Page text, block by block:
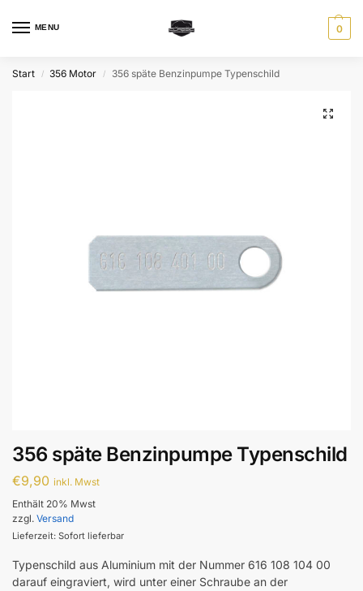
MENU 0
Start / 356 Motor / 356 späte Benzinpumpe Typenschild
356 späte Benzinpumpe Typenschild
€9,90 inkl. Mwst
Enthält 20% Mwst
zzgl. Versand
Lieferzeit: Sofort lieferbar
Typenschild aus Aluminium mit der Nummer 616 108 104 00
darauf eingraviert, wird unter einer Schraube an der